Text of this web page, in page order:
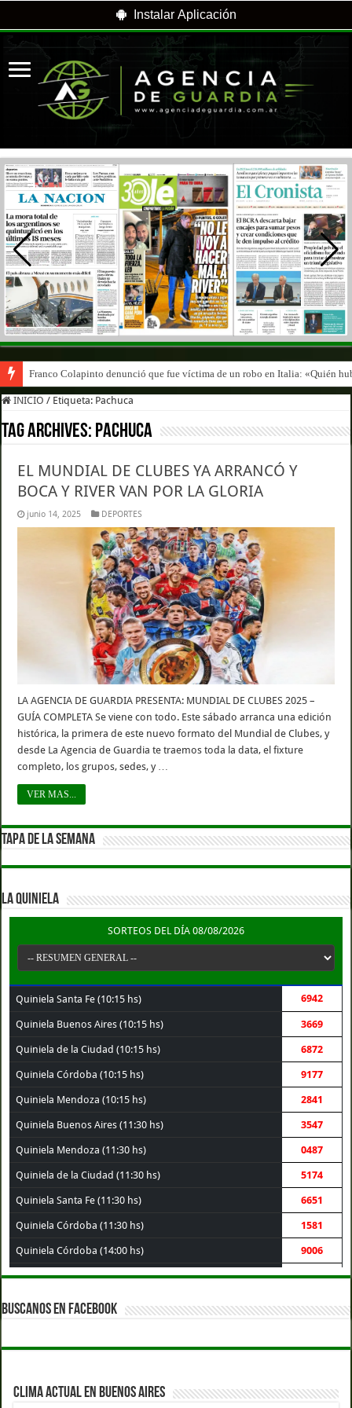
Instalar Aplicación
Franco Colapinto denunció que fue víctima de un robo en Italia: «Quién
INICIO / Etiqueta: Pachuca
Tag Archives: Pachuca
EL MUNDIAL DE CLUBES YA ARRANCÓ Y
BOCA Y RIVER VAN POR LA GLORIA
junio 14, 2025 DEPORTES
LA AGENCIA DE GUARDIA PRESENTA: MUNDIAL DE CLUBES 2025 –
GUÍA COMPLETA Se viene con todo. Este sábado arranca una edición
histórica, la primera de este nuevo formato del Mundial de Clubes, y
desde La Agencia de Guardia te traemos toda la data, el fixture
completo, los grupos, sedes, y …
VER MAS...
TAPA DE LA SEMANA
LA QUINIELA
SORTEOS DEL DÍA 08/08/2026
Quiniela Santa Fe (10:15 hs) 6942
Quiniela Buenos Aires (10:15 hs) 3669
Quiniela de la Ciudad (10:15 hs) 6872
Quiniela Córdoba (10:15 hs) 9177
Quiniela Mendoza (10:15 hs) 2841
Quiniela Buenos Aires (11:30 hs) 3547
Quiniela Mendoza (11:30 hs) 0487
Quiniela de la Ciudad (11:30 hs) 5174
Quiniela Santa Fe (11:30 hs) 6651
Quiniela Córdoba (11:30 hs) 1581
Quiniela Córdoba (14:00 hs) 9006
Quiniela Santa Fe (14:00 hs) 3069
Quiniela Buenos Aires (14:00 hs)
Quiniela Mendoza (14:00 hs) 7340
7337
BUSCANOS EN FACEBOOK
CLIMA ACTUAL EN BUENOS AIRES